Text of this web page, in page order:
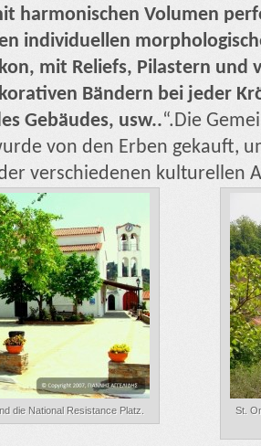
harmonischen Volumen
individuellen
mit Reliefs, Pilastern und
Bändern bei jeder
Gebäudes, usw..“.Die
von den Erben gekauft,
verschiedenen kulturellen
St.
die National Resistance Platz.